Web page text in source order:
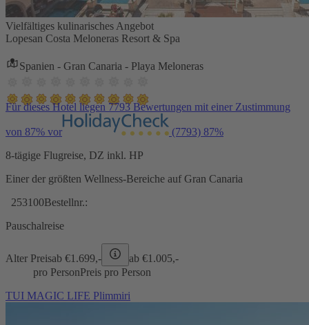
Vielfältiges kulinarisches Angebot
Lopesan Costa Meloneras Resort & Spa
Spanien - Gran Canaria - Playa Meloneras
Für dieses Hotel liegen 7793 Bewertungen mit einer Zustimmung
von 87% vor (7793) 87%
8-tägige Flugreise, DZ inkl. HP
Einer der größten Wellness-Bereiche auf Gran Canaria
253100Bestellnr.:
Pauschalreise
Alter Preisab €1.699,- ab €1.005,-
pro PersonPreis pro Person
TUI MAGIC LIFE Plimmiri